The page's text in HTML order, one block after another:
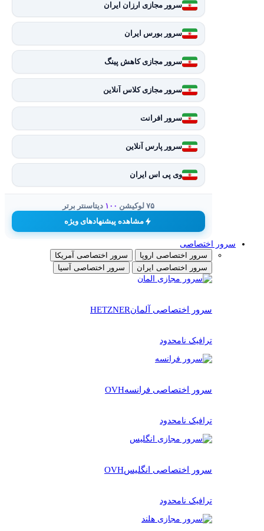
سرور مجازی ارزان ایران
سرور بورس ایران
سرور مجازی کاهش پینگ
سرور مجازی کلاس آنلاین
سرور افرانت
سرور پارس آنلاین
وی پی اس ایران
۷۵ لوکیشن ۱۰۰ دیتاسنتر برتر
مشاهده پیشنهادهای ویژه
سرور اختصاصی
سرور اختصاصی اروپا
سرور اختصاصی آمریکا
سرور اختصاصی ایران
سرور اختصاصی آسیا
سرور اختصاصی آلمانHETZNER
ترافیک نامحدود
سرور اختصاصی فرانسهOVH
ترافیک نامحدود
سرور اختصاصی انگلیسOVH
ترافیک نامحدود